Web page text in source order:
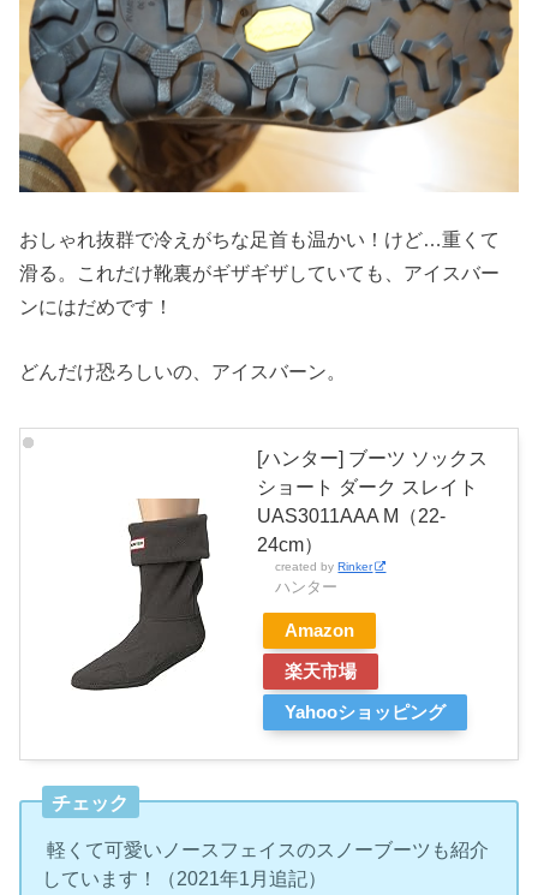
おしゃれ抜群で冷えがちな足首も温かい！けど…重くて
滑る。これだけ靴裏がギザギザしていても、アイスバー
ンにはだめです！
どんだけ恐ろしいの、アイスバーン。
[ハンター] ブーツ ソックス
ショート ダーク スレイト
UAS3011AAA M（22-
24cm）
created byRinker
ハンター
Amazon
楽天市場
Yahooショッピング
チェック
軽くて可愛いノースフェイスのスノーブーツも紹介
しています！（2021年1月追記）